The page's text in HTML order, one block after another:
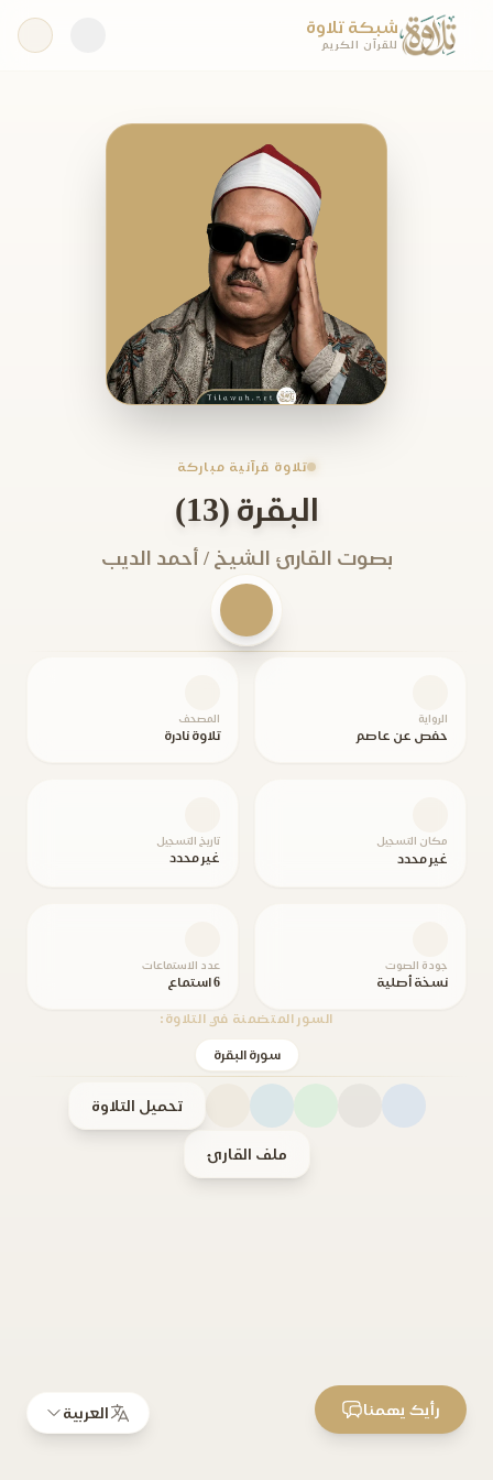
شبكة تلاوة
للقرآن الكريم
تلاوة قرآنية مباركة
البقرة (13)
بصوت القارئ الشيخ / أحمد الديب
الرواية
حفص عن عاصم
المصحف
تلاوة نادرة
مكان التسجيل
غير محدد
تاريخ التسجيل
غير محدد
جودة الصوت
نسخة أصلية
عدد الاستماعات
6 استماع
السور المتضمنة في التلاوة:
سورة البقرة
تحميل التلاوة
ملف القارئ
العربية رأيك يهمنا